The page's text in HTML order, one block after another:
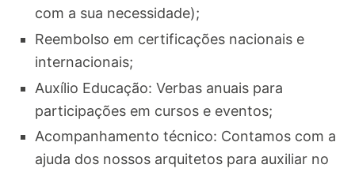
com a sua necessidade);
Reembolso em certificações nacionais e
internacionais;
Auxílio Educação: Verbas anuais para
participações em cursos e eventos;
Acompanhamento técnico: Contamos com a
ajuda dos nossos arquitetos para auxiliar no